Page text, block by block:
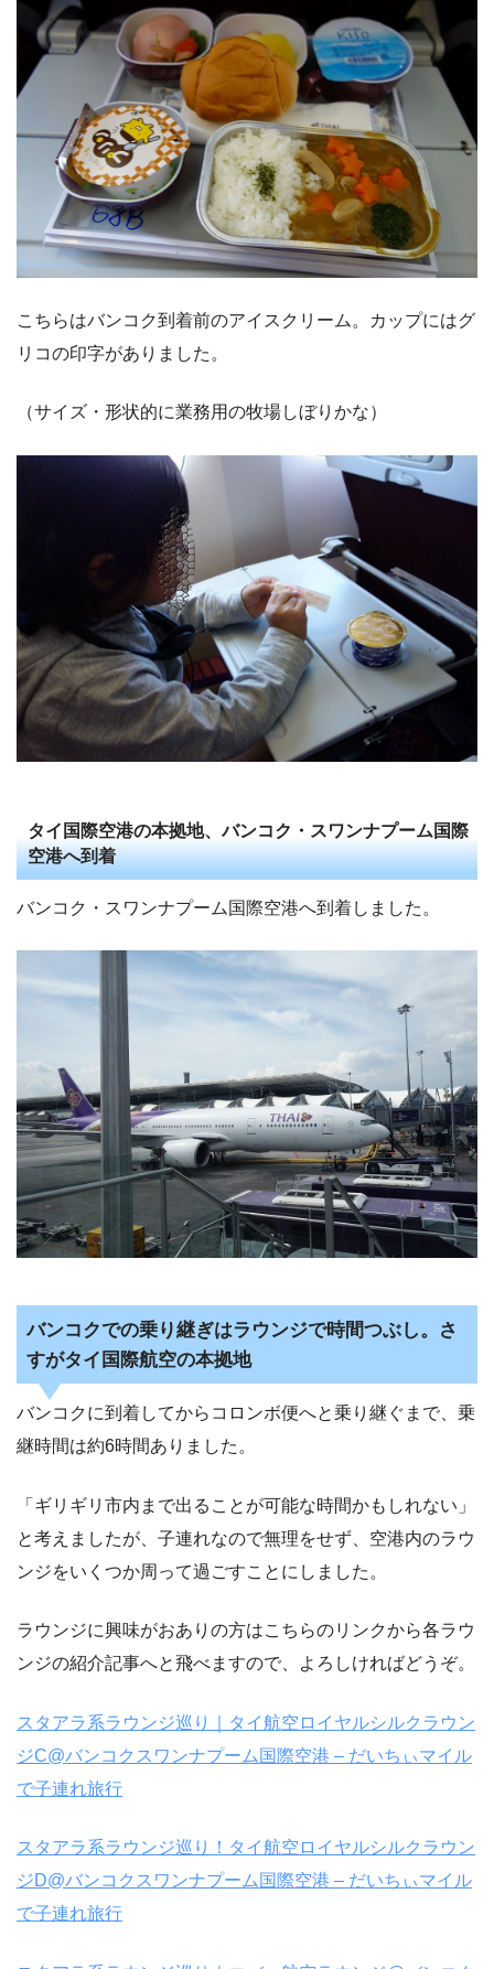
こちらはバンコク到着前のアイスクリーム。カップにはグ
リコの印字がありました。
（サイズ・形状的に業務用の牧場しぼりかな）
タイ国際空港の本拠地、バンコク・スワンナプーム国際
空港へ到着
バンコク・スワンナプーム国際空港へ到着しました。
バンコクでの乗り継ぎはラウンジで時間つぶし。さ
すがタイ国際航空の本拠地
バンコクに到着してからコロンボ便へと乗り継ぐまで、乗
継時間は約6時間ありました。
「ギリギリ市内まで出ることが可能な時間かもしれない」
と考えましたが、子連れなので無理をせず、空港内のラウ
ンジをいくつか周って過ごすことにしました。
ラウンジに興味がおありの方はこちらのリンクから各ラウ
ンジの紹介記事へと飛べますので、よろしければどうぞ。
スタアラ系ラウンジ巡り｜タイ航空ロイヤルシルクラウン
ジC@バンコクスワンナプーム国際空港 – だいちぃマイル
で子連れ旅行
スタアラ系ラウンジ巡り！タイ航空ロイヤルシルクラウン
ジD@バンコクスワンナプーム国際空港 – だいちぃマイル
で子連れ旅行